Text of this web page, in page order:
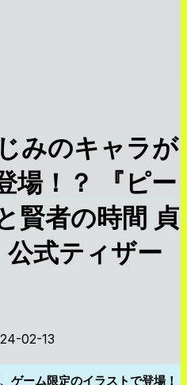
みのキャラが
場！？ 『ピー
賢者の時間 貞
式ティザー
02-13
ゲーム限定のイラストで登場！